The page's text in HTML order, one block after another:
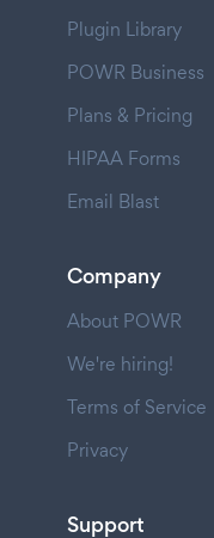
Plugin Library
POWR Business
Plans & Pricing
HIPAA Forms
Email Blast
Company
About POWR
We're hiring!
Terms of Service
Privacy
Support